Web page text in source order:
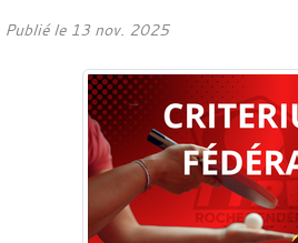
Publié le 13 nov. 2025